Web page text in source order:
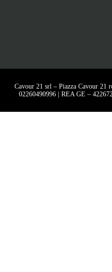
Cavour 21 srl – Piazza Cavour 21
02260490996 | REA GE –